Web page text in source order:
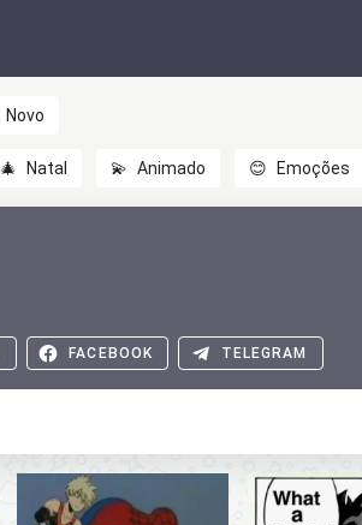
Novo
🎄 Natal 💫 Animado 😊 Emoções
FACEBOOK TELEGRAM